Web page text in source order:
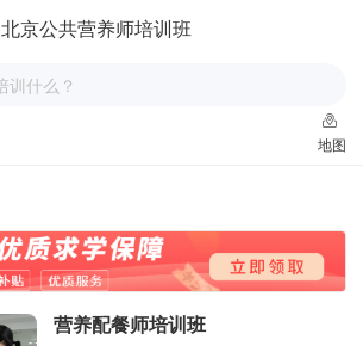
北京公共营养师培训班
地图
营养配餐师培训班